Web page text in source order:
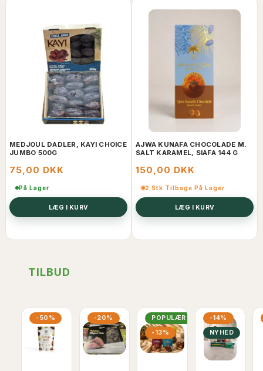
MEDJOUL DADLER, KAYI CHOICE
JUMBO 500G
75,00 DKK
På Lager
LÆG I KURV
AJWA KUNAFA CHOCOLADE M.
SALT KARAMEL, SIAFA 144 G
150,00 DKK
2 Stk Tilbage På Lager
LÆG I KURV
TILBUD
-50% -20%
POPULÆR
-13%
-14%
NYHED